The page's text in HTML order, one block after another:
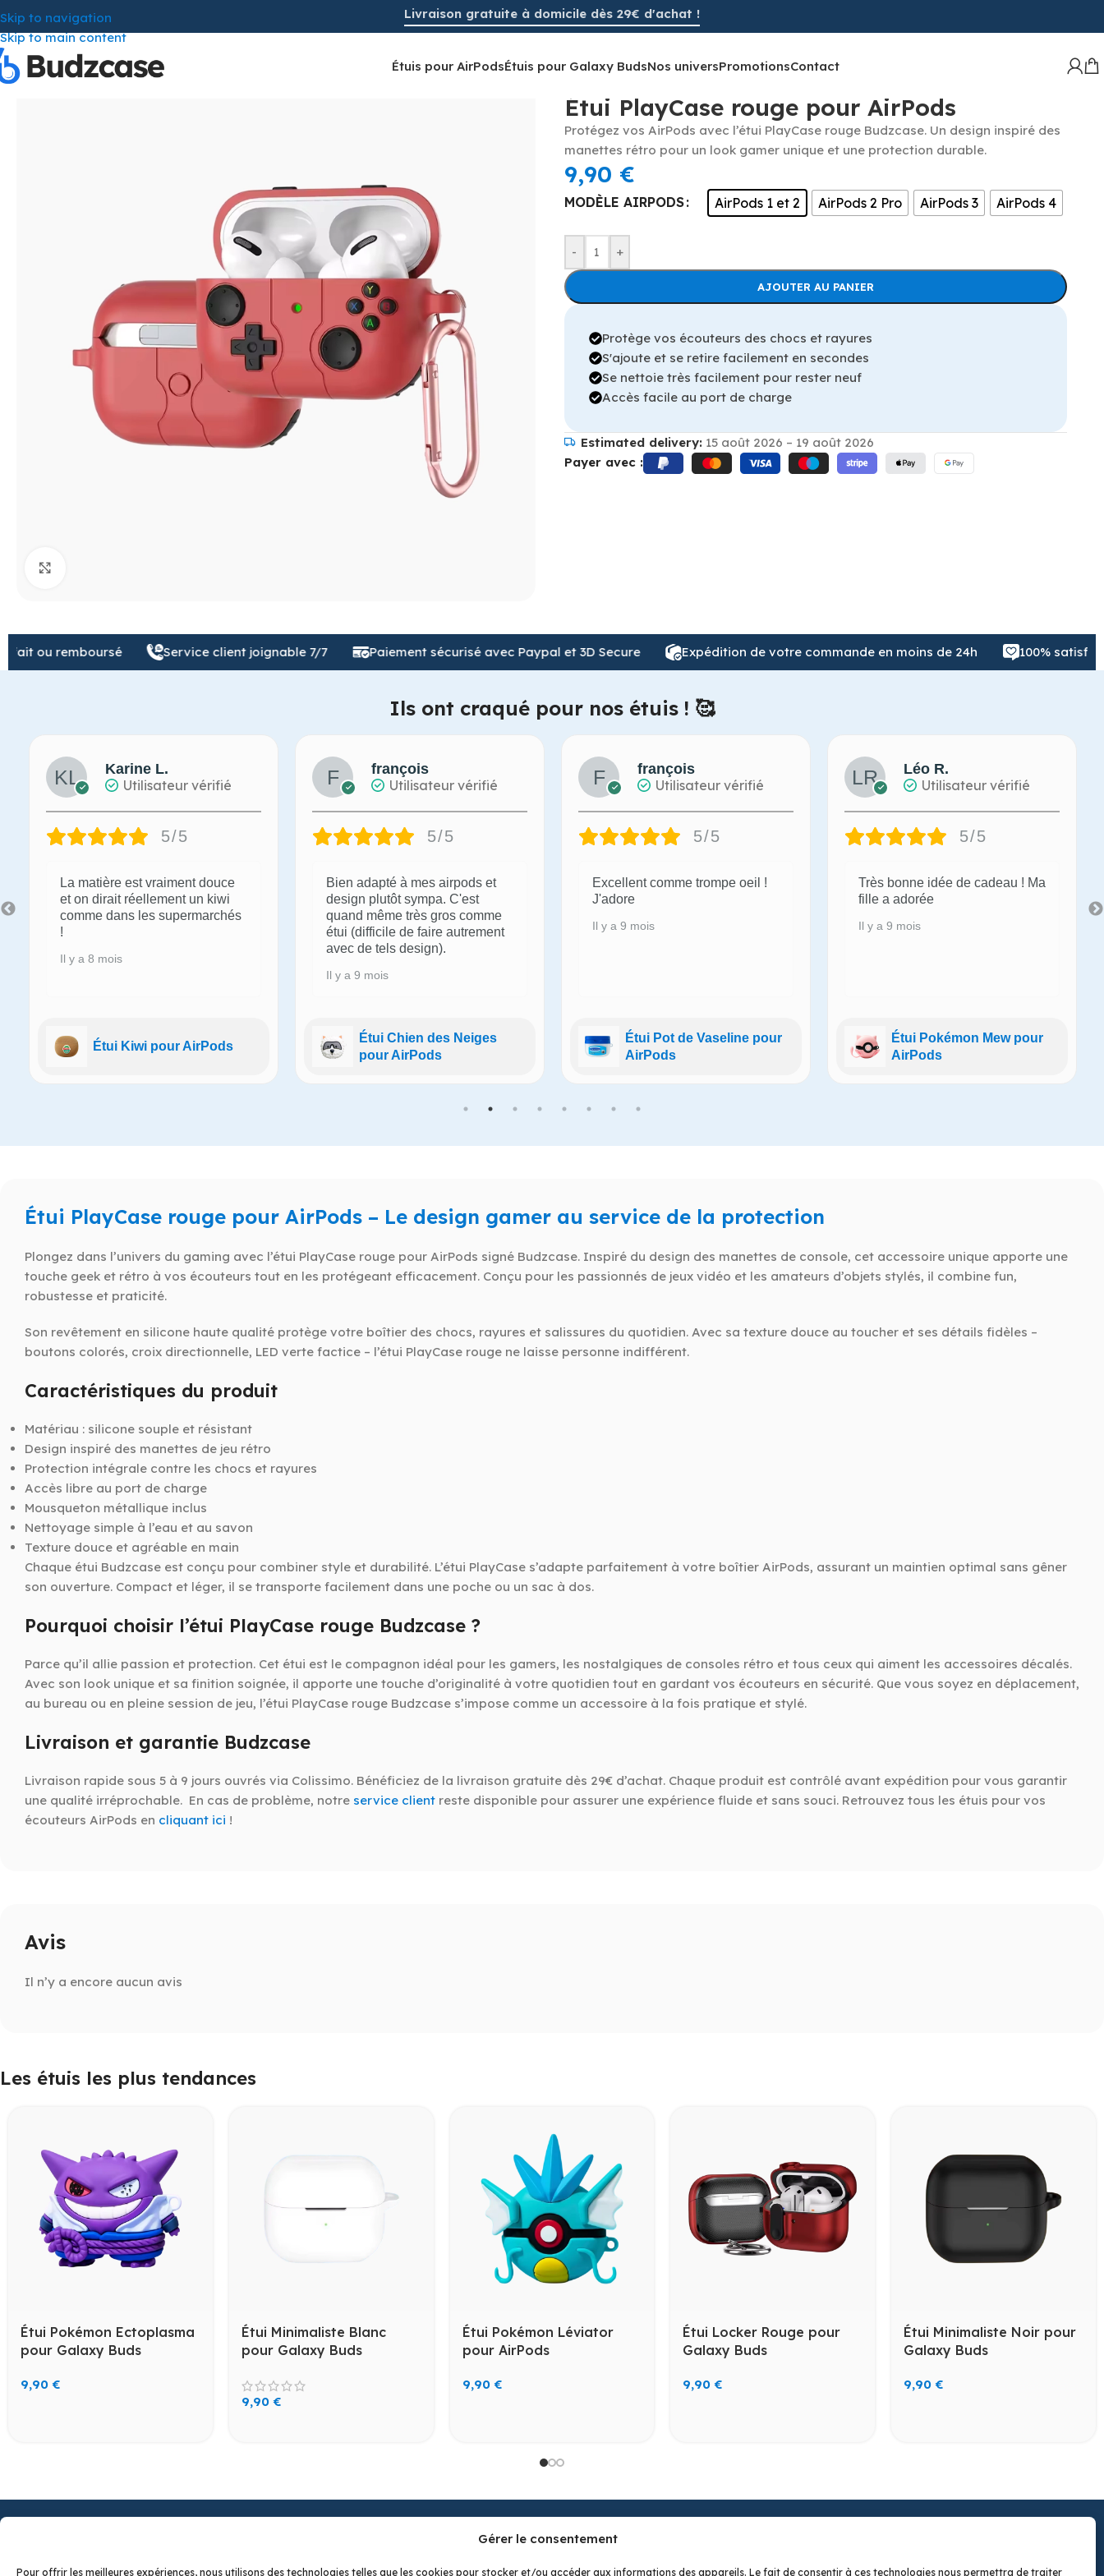
Gérer le consentement
Pour offrir les meilleures expériences, nous utilisons des technologies telles que les cookies pour stocker et/ou accéder aux informations des appareils. Le fait de consentir à ces technologies nous permettra de traiter
Skip to navigation
Skip to main content
Livraison gratuite à domicile dès 29€ d'achat !
Étuis pour AirPodsÉtuis pour Galaxy BudsNos universPromotionsContact
Étui PlayCase rouge pour AirPods
Protégez vos AirPods avec l’étui PlayCase rouge Budzcase. Un design inspiré des
manettes rétro pour un look gamer unique et une protection durable.
9,90 €
MODÈLE AIRPODS AirPods 1 et 2 AirPods 2 Pro AirPods 3 AirPods 4
- +
AJOUTER AU PANIER
Protège vos écouteurs des chocs et rayures
S'ajoute et se retire facilement en secondes
Se nettoie très facilement pour rester neuf
Accès facile au port de charge
Estimated delivery: 15 août 2026 – 19 août 2026
Payer avec :
remboursé Service client joignable 7/7 Paiement sécurisé avec Paypal et 3D Secure Expédition de votre commande en moins de 24h 100% satisfait ou
Ils ont craqué pour nos étuis ! 🥰
Karine L.
Utilisateur vérifié
5/5
La matière est vraiment douce
et on dirait réellement un kiwi
comme dans les supermarchés
!
Il y a 8 mois
Étui Kiwi pour AirPods
françois
Utilisateur vérifié
5/5
Bien adapté à mes airpods et
design plutôt sympa. C'est
quand même très gros comme
étui (difficile de faire autrement
avec de tels design).
Il y a 9 mois
Étui Chien des Neiges
pour AirPods
françois
Utilisateur vérifié
5/5
Excellent comme trompe oeil !
J'adore
Il y a 9 mois
Étui Pot de Vaseline pour
AirPods
Léo R.
Utilisateur vérifié
5/5
Très bonne idée de cadeau ! Ma
fille a adorée
Il y a 9 mois
Étui Pokémon Mew pour
AirPods
Étui PlayCase rouge pour AirPods – Le design gamer au service de la protection
Plongez dans l’univers du gaming avec l’étui PlayCase rouge pour AirPods signé Budzcase. Inspiré du design des manettes de console, cet accessoire unique apporte une
touche geek et rétro à vos écouteurs tout en les protégeant efficacement. Conçu pour les passionnés de jeux vidéo et les amateurs d’objets stylés, il combine fun,
robustesse et praticité.
Son revêtement en silicone haute qualité protège votre boîtier des chocs, rayures et salissures du quotidien. Avec sa texture douce au toucher et ses détails fidèles –
boutons colorés, croix directionnelle, LED verte factice – l’étui PlayCase rouge ne laisse personne indifférent.
Caractéristiques du produit
Matériau : silicone souple et résistant
Design inspiré des manettes de jeu rétro
Protection intégrale contre les chocs et rayures
Accès libre au port de charge
Mousqueton métallique inclus
Nettoyage simple à l’eau et au savon
Texture douce et agréable en main
Chaque étui Budzcase est conçu pour combiner style et durabilité. L’étui PlayCase s’adapte parfaitement à votre boîtier AirPods, assurant un maintien optimal sans gêner
son ouverture. Compact et léger, il se transporte facilement dans une poche ou un sac à dos.
Pourquoi choisir l’étui PlayCase rouge Budzcase ?
Parce qu’il allie passion et protection. Cet étui est le compagnon idéal pour les gamers, les nostalgiques de consoles rétro et tous ceux qui aiment les accessoires décalés.
Avec son look unique et sa finition soignée, il apporte une touche d’originalité à votre quotidien tout en gardant vos écouteurs en sécurité. Que vous soyez en déplacement,
au bureau ou en pleine session de jeu, l’étui PlayCase rouge Budzcase s’impose comme un accessoire à la fois pratique et stylé.
Livraison et garantie Budzcase
Livraison rapide sous 5 à 9 jours ouvrés via Colissimo. Bénéficiez de la livraison gratuite dès 29€ d’achat. Chaque produit est contrôlé avant expédition pour vous garantir
une qualité irréprochable. En cas de problème, notre service client reste disponible pour assurer une expérience fluide et sans souci. Retrouvez tous les étuis pour vos
écouteurs AirPods en cliquant ici !
Avis
Il n’y a encore aucun avis
Les étuis les plus tendances
Étui Pokémon Ectoplasma
pour Galaxy Buds
9,90€
Étui Minimaliste Blanc
pour Galaxy Buds
9,90€
Étui Pokémon Léviator
pour AirPods
9,90€
Étui Locker Rouge pour
Galaxy Buds
9,90€
Étui Minimaliste Noir pour
Galaxy Buds
9,90€
Budzcase : des étuis uniques et fun pour AirPods et
LA BOUTIQUE